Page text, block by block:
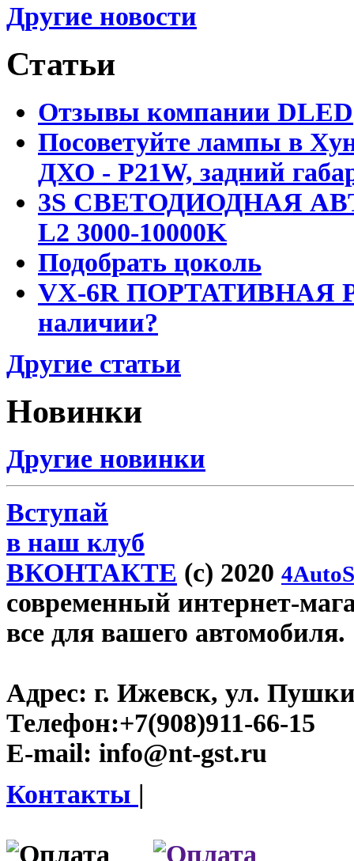
Другие новости
Статьи
Отзывы компании DLED
Посоветуйте лампы в
ДХО - P21W, задний
3S СВЕТОДИОДНАЯ
L2 3000-10000K
Подобрать цоколь
VX-6R ПОРТАТИВНАЯ
наличии?
Другие статьи
Новинки
Другие новинки
Вступай
в наш клуб
ВКОНТАКТЕ (c) 2020
современный интернет-
все для вашего автомобиля.
Адрес: г. Ижевск, ул.
Телефон:+7(908)911-66-15
E-mail: info@nt-gst.ru
Контакты |